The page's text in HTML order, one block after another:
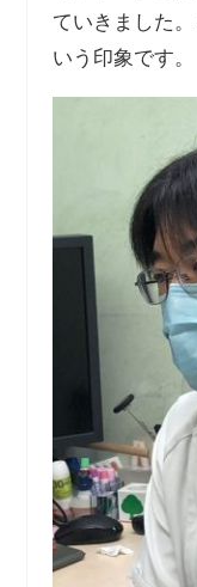
ていきました
いう印象です。